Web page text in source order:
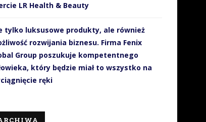
LR Health & Beauty
tylko luksusowe produkty, ale również
rozwijania biznesu. Firma Fenix
Group poszukuje kompetentnego
który będzie miał to wszystko na
ręki